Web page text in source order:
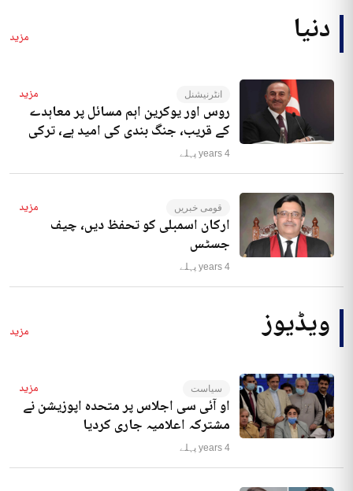
دنیا مزید
انٹرنیشنل مزید
روس اور یوکرین اہم مسائل پر معاہدے
کے قریب، جنگ بندی کی امید ہے، ترکی
4 years پہلے
قومی خبریں مزید
ارکان اسمبلی کو تحفظ دیں، چیف
جسٹس
4 years پہلے
ویڈیوز مزید
سیاست مزید
او آئی سی اجلاس پر متحدہ اپوزیشن نے
مشترکہ اعلامیہ جاری کردیا
4 years پہلے